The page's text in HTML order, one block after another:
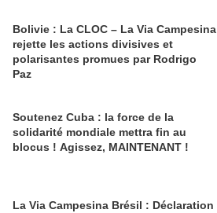
Bolivie : La CLOC – La Via Campesina
rejette les actions divisives et
polarisantes promues par Rodrigo
Paz
Soutenez Cuba : la force de la
solidarité mondiale mettra fin au
blocus ! Agissez, MAINTENANT !
La Via Campesina Brésil : Déclaration